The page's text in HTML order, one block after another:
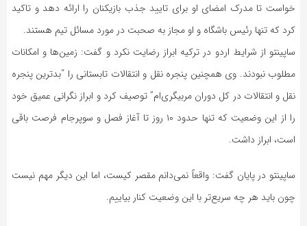
خواست تا مدرک امضای او برای تایید جذب بازیکنان را ارائه دهد و تاکید
کرد که تنها رئیس باشگاه و او مجاز به صحبت در مورد مسائل تیم هستند.
ساپینتو از شرایط اردو در ترکیه ابراز رضایت نکرد و گفت: زمین‌ها و امکانات
مطلوب نبودند. وی همچنین پنجره نقل و انتقالات تابستانی را “بدترین پنجره
نقل و انتقالات در کل دوران مربیگری‌ام” توصیف کرد و ابراز نگرانی عمیق خود
را از این وضعیت که تنها حدود ۱۰ روز تا آغاز فصل و سوپرجام فرصت باقی
است، ابراز داشت.
ساپینتو در پایان گفت: واقعاً نمی‌دانم مقصر کیست، اما این دیگر مهم نیست
چون باید هر چه سریع‌تر با این وضعیت کنار بیاییم.